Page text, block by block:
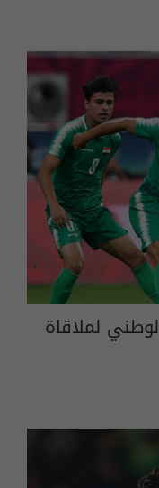
لملاقاة